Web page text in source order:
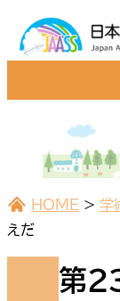
容
HOME > 学
えだ
第